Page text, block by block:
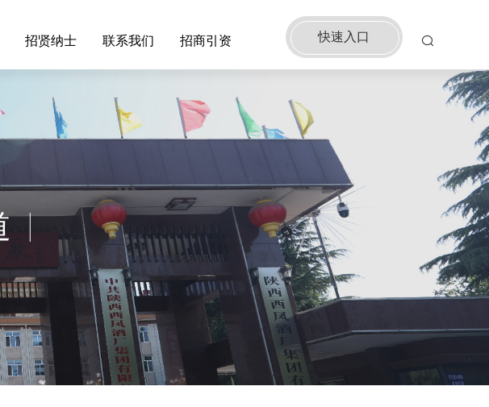
招贤纳士 联系我们 招商引资 快速入口